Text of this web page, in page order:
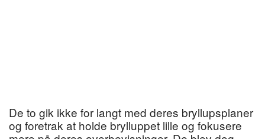
De to gik ikke for langt med deres bryllupsplaner
og foretrak at holde brylluppet lille og fokusere